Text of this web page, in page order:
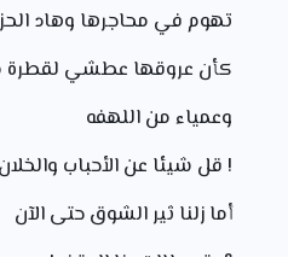
تهوم في محاجرها وهاد
كأن عروقها عطشي لقطرة
وعمياء من اللهفه
! قل شيئا عن الأحباب والخلان
أما زلنا ثير الشوق حتى الآن